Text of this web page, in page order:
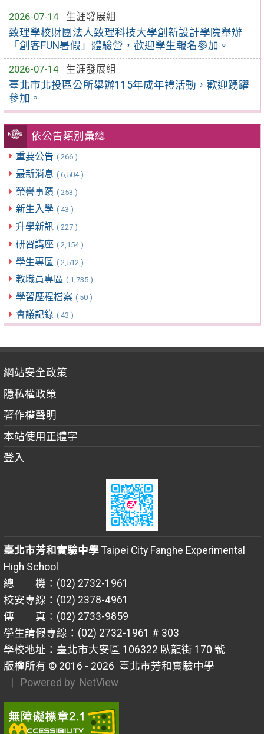
2026-07-14
生涯發展組
致理學校財團法人致理科技大學創新設計學院舉辦
「創客FUN暑假」體驗營，歡迎學生報名參加。
2026-07-14
生涯發展組
臺北市北投區公所舉辦115年成年禮活動，歡迎踴躍
參加。
依公告類別彙總
重要公告 ( 266 )
最新消息 ( 6,504 )
榮譽事蹟 ( 253 )
新生入學 ( 43 )
升學新訊 ( 227 )
研習講座 ( 2,154 )
學生專區 ( 2,512 )
教職員專區 ( 1,735 )
學習歷程檔案 ( 50 )
會議記錄 ( 43 )
網站安全政策
隱私權政策
著作權聲明
本站使用正體字
登入
臺北市芳和實驗中學Taipei City Fanghe Experimental
High School
總 機：(02) 2732-1961
校安專線：(02) 2378-4961
傳 真：(02) 2733-9859
學生請假專線：(02) 2732-1961 # 303
學校地址：臺北市大安區 106322 臥龍街 170 號
版權所有 © 2016 - 2026 臺北市芳和實驗中學
| Powered by NetView